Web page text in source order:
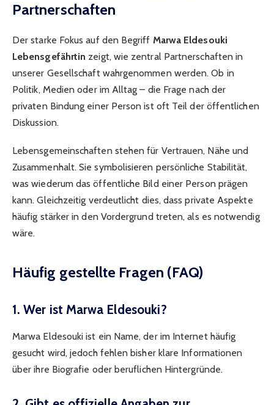
Partnerschaften
Der starke Fokus auf den Begriff Marwa Eldesouki
Lebensgefährtin zeigt, wie zentral Partnerschaften in
unserer Gesellschaft wahrgenommen werden. Ob in
Politik, Medien oder im Alltag – die Frage nach der
privaten Bindung einer Person ist oft Teil der öffentlichen
Diskussion.
Lebensgemeinschaften stehen für Vertrauen, Nähe und
Zusammenhalt. Sie symbolisieren persönliche Stabilität,
was wiederum das öffentliche Bild einer Person prägen
kann. Gleichzeitig verdeutlicht dies, dass private Aspekte
häufig stärker in den Vordergrund treten, als es notwendig
wäre.
Häufig gestellte Fragen (FAQ)
1. Wer ist Marwa Eldesouki?
Marwa Eldesouki ist ein Name, der im Internet häufig
gesucht wird, jedoch fehlen bisher klare Informationen
über ihre Biografie oder beruflichen Hintergründe.